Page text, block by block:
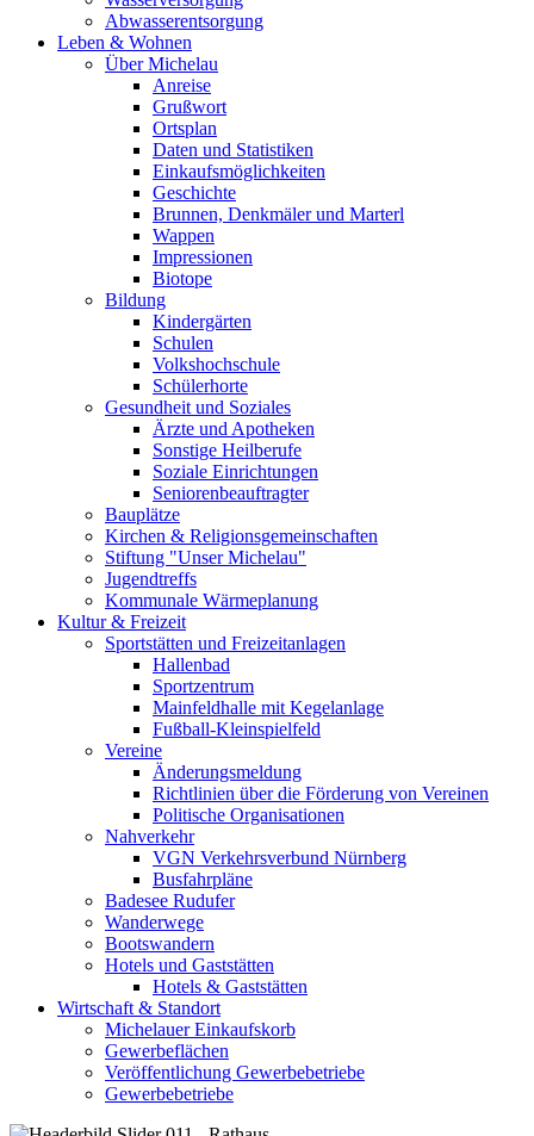
Abwasserentsorgung
Leben & Wohnen
Über Michelau
Anreise
Grußwort
Ortsplan
Daten und Statistiken
Einkaufsmöglichkeiten
Geschichte
Brunnen, Denkmäler und Marterl
Wappen
Impressionen
Biotope
Bildung
Kindergärten
Schulen
Volkshochschule
Schülerhorte
Gesundheit und Soziales
Ärzte und Apotheken
Sonstige Heilberufe
Soziale Einrichtungen
Seniorenbeauftragter
Bauplätze
Kirchen & Religionsgemeinschaften
Stiftung "Unser Michelau"
Jugendtreffs
Kommunale Wärmeplanung
Kultur & Freizeit
Sportstätten und Freizeitanlagen
Hallenbad
Sportzentrum
Mainfeldhalle mit Kegelanlage
Fußball-Kleinspielfeld
Vereine
Änderungsmeldung
Richtlinien über die Förderung von Vereinen
Politische Organisationen
Nahverkehr
VGN Verkehrsverbund Nürnberg
Busfahrpläne
Badesee Rudufer
Wanderwege
Bootswandern
Hotels und Gaststätten
Hotels & Gaststätten
Wirtschaft & Standort
Michelauer Einkaufskorb
Gewerbeflächen
Veröffentlichung Gewerbebetriebe
Gewerbebetriebe